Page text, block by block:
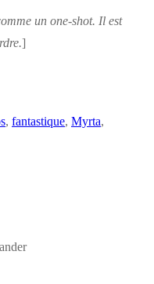
un one-shot. Il est
]
, fantastique, Myrta,